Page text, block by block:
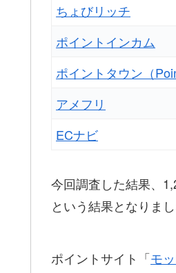
ちょびリッチ
ポイントインカム
ポイントタウン（
アメフリ
ECナビ
今回調査した結果、
という結果となりまし
ポイントサイト「モ